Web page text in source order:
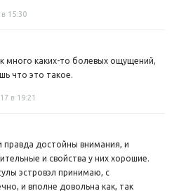
в 15:30
много каких-то болевых ощущений,
что это такое.
в 19:21
достойны внимания, и
и свойства у них хорошие.
эстровэл принимаю, с
и вполне довольна как, так